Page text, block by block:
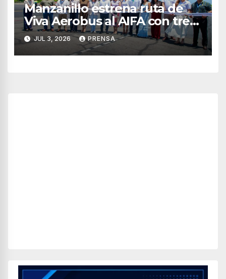
Manzanillo estrena ruta de
Viva Aerobus al AIFA con tres
vuelos semanales
JUL 3, 2026 PRENSA